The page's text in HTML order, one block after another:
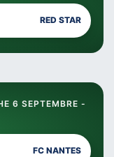
RED STAR
6 SEPTEMBRE -
FC NANTES